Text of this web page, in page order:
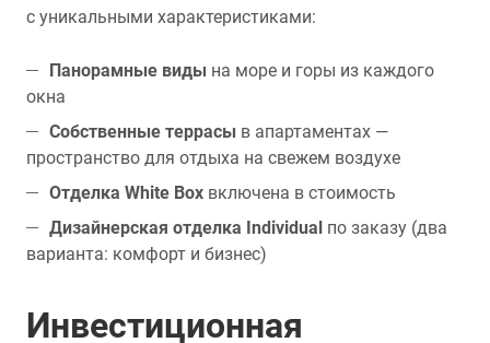
с уникальными характеристиками:
Панорамные виды на море и горы из каждого
окна
Собственные террасы в апартаментах —
пространство для отдыха на свежем воздухе
Отделка White Box включена в стоимость
Дизайнерская отделка Individual по заказу (два
варианта: комфорт и бизнес)
Инвестиционная